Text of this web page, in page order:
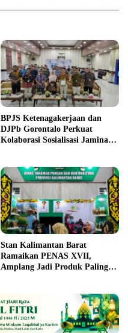
BPJS Ketenagakerjaan dan
DJPb Gorontalo Perkuat
Kolaborasi Sosialisasi Jaminan
Stan Kalimantan Barat
Ramaikan PENAS XVII,
Amplang Jadi Produk Paling